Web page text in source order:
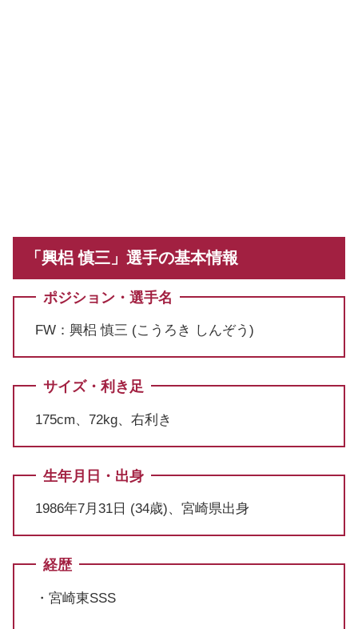
「興梠 慎三」選手の基本情報
ポジション・選手名
FW：興梠 慎三 (こうろき しんぞう)
サイズ・利き足
175cm、72kg、右利き
生年月日・出身
1986年7月31日 (34歳)、宮崎県出身
経歴
・宮崎東SSS